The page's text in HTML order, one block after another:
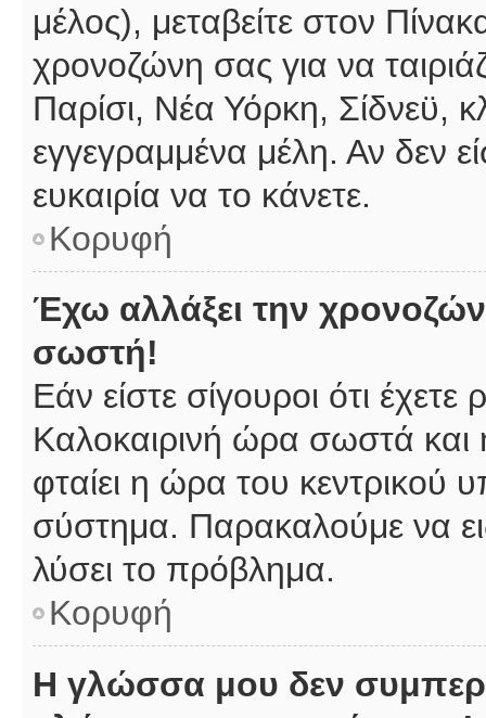
μέλος), μεταβείτε στον
χρονοζώνη σας για να
Παρίσι, Νέα Υόρκη, Σίδνεϋ,
εγγεγραμμένα μέλη. Αν δεν
ευκαιρία να το κάνετε.
Κορυφή
Έχω αλλάξει την
σωστή!
Εάν είστε σίγουροι ότι
Καλοκαιρινή ώρα σωστά και
φταίει η ώρα του κεντρικού
σύστημα. Παρακαλούμε να
λύσει το πρόβλημα.
Κορυφή
Η γλώσσα μου δεν